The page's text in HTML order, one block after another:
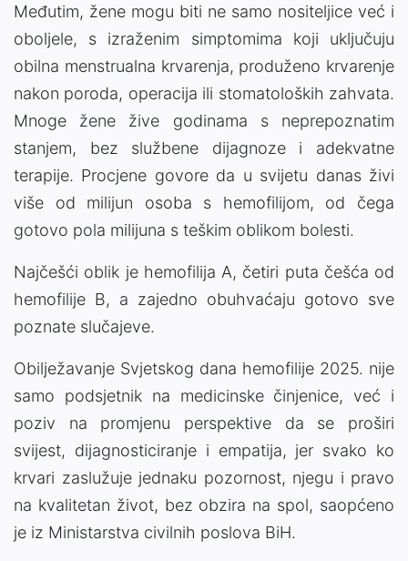
Međutim, žene mogu biti ne samo nositeljice već i
oboljele, s izraženim simptomima koji uključuju
obilna menstrualna krvarenja, produženo krvarenje
nakon poroda, operacija ili stomatoloških zahvata.
Mnoge žene žive godinama s neprepoznatim
stanjem, bez službene dijagnoze i adekvatne
terapije. Procjene govore da u svijetu danas živi
više od milijun osoba s hemofilijom, od čega
gotovo pola milijuna s teškim oblikom bolesti.
Najčešći oblik je hemofilija A, četiri puta češća od
hemofilije B, a zajedno obuhvaćaju gotovo sve
poznate slučajeve.
Obilježavanje Svjetskog dana hemofilije 2025. nije
samo podsjetnik na medicinske činjenice, već i
poziv na promjenu perspektive da se proširi
svijest, dijagnosticiranje i empatija, jer svako ko
krvari zaslužuje jednaku pozornost, njegu i pravo
na kvalitetan život, bez obzira na spol, saopćeno
je iz Ministarstva civilnih poslova BiH.